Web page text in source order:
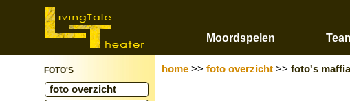
Moordspelen
FOTO'S
foto overzicht
home >> foto overzicht >> foto's